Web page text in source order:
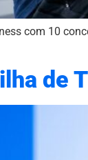
com 10
de